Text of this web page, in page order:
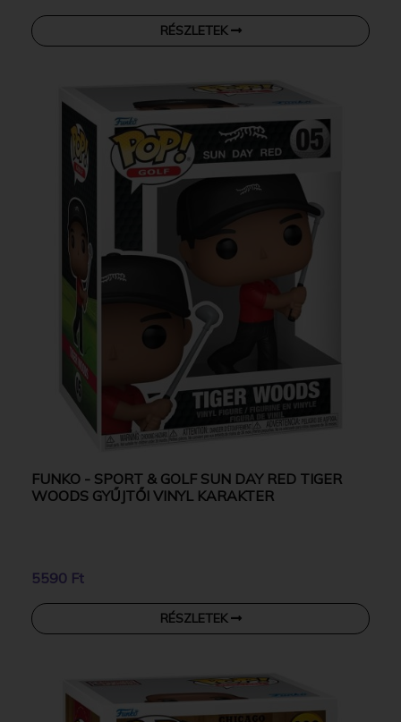
RÉSZLETEK
FUNKO - SPORT & GOLF SUN DAY RED TIGER
WOODS GYŰJTŐI VINYL KARAKTER
5590 Ft
RÉSZLETEK